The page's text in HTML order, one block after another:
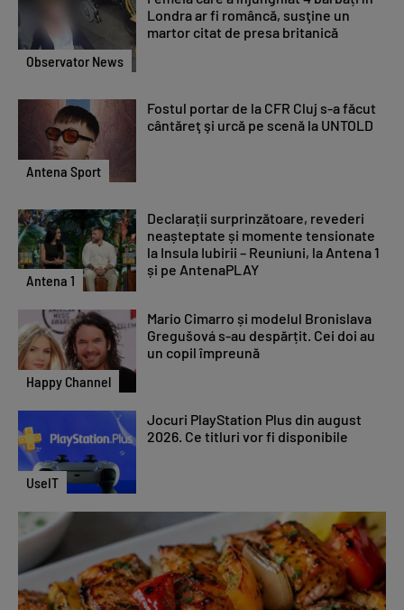
Observator News
Londra ar fi româncă, susţine un
martor citat de presa britanică
Antena Sport
Fostul portar de la CFR Cluj s-a făcut
cântăreţ şi urcă pe scenă la UNTOLD
Antena 1
Declarații surprinzătoare, revederi
neașteptate și momente tensionate
la Insula Iubirii – Reuniuni, la Antena 1
și pe AntenaPLAY
Happy Channel
Mario Cimarro și modelul Bronislava
Gregušová s-au despărțit. Cei doi au
un copil împreună
UseIT
Jocuri PlayStation Plus din august
2026. Ce titluri vor fi disponibile